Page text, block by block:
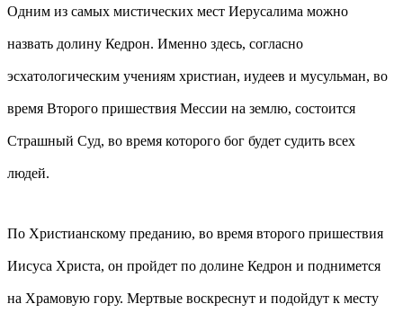
Одним из самых мистических мест Иерусалима можно
назвать долину Кедрон. Именно здесь, согласно
эсхатологическим учениям христиан, иудеев и мусульман, во
время Второго пришествия Мессии на землю, состоится
Страшный Суд, во время которого бог будет судить всех
людей.
По Христианскому преданию, во время второго пришествия
Иисуса Христа, он пройдет по долине Кедрон и поднимется
на Храмовую гору. Мертвые воскреснут и подойдут к месту